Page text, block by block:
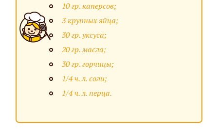
10 гр. каперсов;
3 крупных яйца;
30 гр. уксуса;
20 гр. масла;
30 гр. горчицы;
1/4 ч. л. соли;
1/4 ч. л. перца.